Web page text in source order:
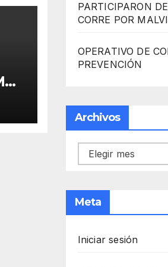
DE
PARTICIPARON
CORRE POR
OPERATIVO DE
PREVENCIÓN
Archivos
Archivos
Meta
Iniciar sesión